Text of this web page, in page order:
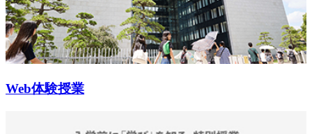
Web体験授業